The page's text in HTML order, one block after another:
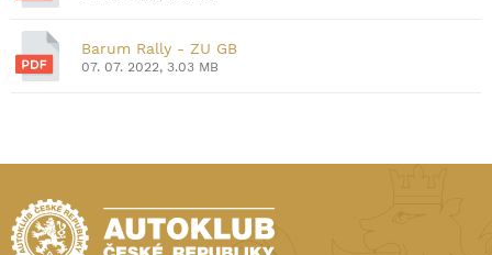
Barum Rally - ZU GB
07. 07. 2022, 3.03 MB